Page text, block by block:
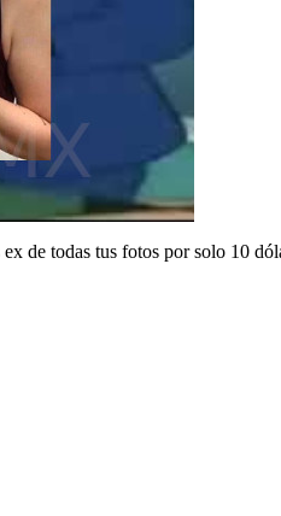
de todas tus fotos por solo 10